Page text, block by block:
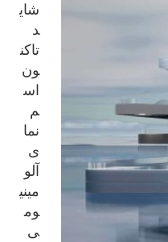
شای
د
تاکن
ون
اس
م
نما
ی
آلو
مینی
وم
ی